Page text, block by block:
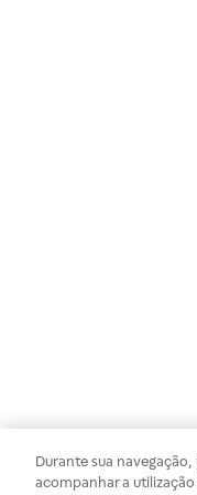
Durante sua
acompanhar a